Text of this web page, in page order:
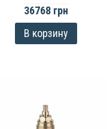
36768 грн
В корзину